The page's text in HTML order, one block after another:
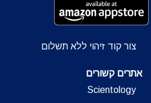
צור קוד זיהוי ללא תשלום
אתרים קשורים
Scientology